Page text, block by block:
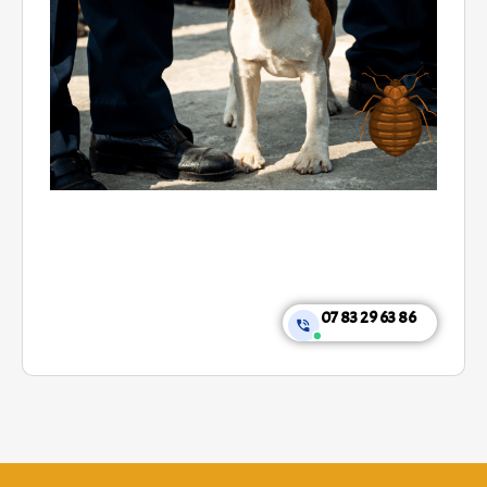
07 83 29 63 86